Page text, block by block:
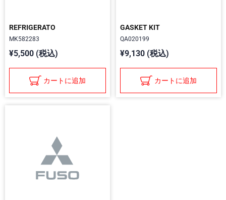
REFRIGERATO
MK582283
¥5,500 (税込)
カートに追加
GASKET KIT
QA020199
¥9,130 (税込)
カートに追加